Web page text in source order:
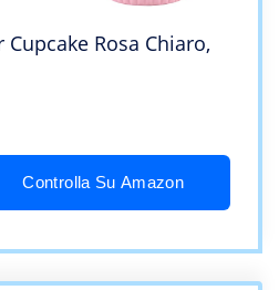
Rosa Chiaro,
Controlla Su Amazon